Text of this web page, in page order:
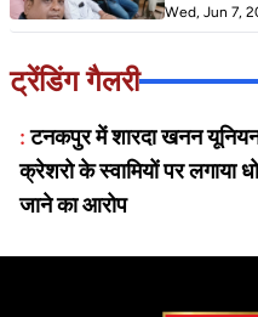
व्यवस्था में जल्द से जल्द
Wed, Jun 7,
ट्रेंडिंग गैलरी
:टनकपुर में शारदा खनन
क्रेशरो के स्वामियों पर लगाया
जाने का आरोप